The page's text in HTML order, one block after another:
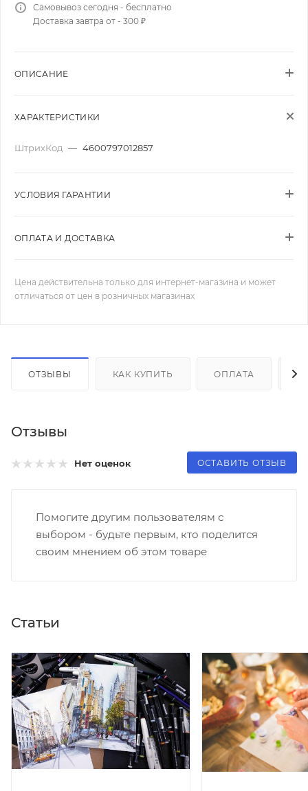
Самовывоз сегодня - бесплатно
Доставка завтра от - 300 ₽
ОПИСАНИЕ
ХАРАКТЕРИСТИКИ
ШтрихКод — 4600797012857
УСЛОВИЯ ГАРАНТИИ
ОПЛАТА И ДОСТАВКА
Цена действительна только для интернет-магазина и может
отличаться от цен в розничных магазинах
ОТЗЫВЫ КАК КУПИТЬ ОПЛАТА
Отзывы
Нет оценок ОСТАВИТЬ ОТЗЫВ
Помогите другим пользователям с
выбором - будьте первым, кто поделится
своим мнением об этом товаре
Статьи